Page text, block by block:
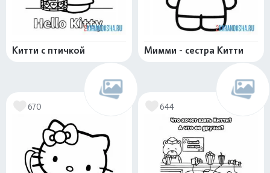
Китти с птичкой Мимми - сестра Китти
670 644